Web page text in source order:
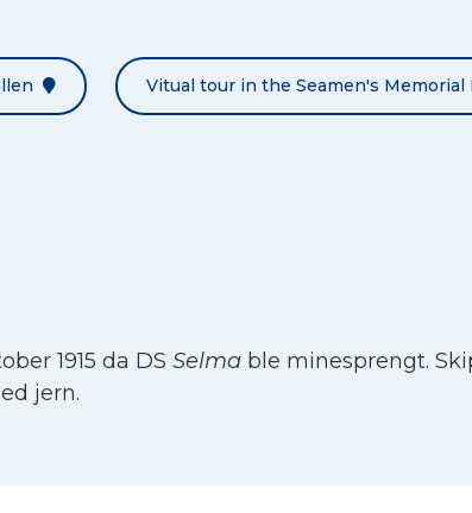
Vitual tour in the Seamen's Memorial
1915 da DS Selma ble minesprengt.
jern.